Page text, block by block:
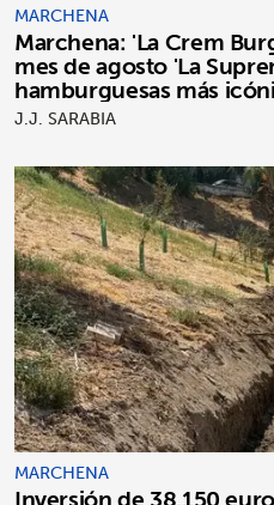
MARCHENA
Marchena: 'La Crem
mes de agosto 'La
hamburguesas más
clientes
J.J. SARABIA
MARCHENA